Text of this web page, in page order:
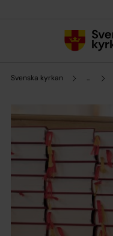
Svenska kyrkan ...